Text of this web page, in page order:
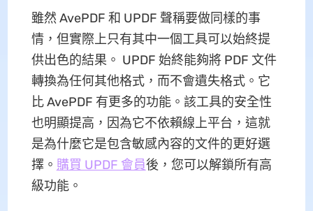
雖然 AvePDF 和 UPDF 聲稱要做同樣的事
情，但實際上只有其中一個工具可以始終提
供出色的結果。 UPDF 始終能夠將 PDF 文件
轉換為任何其他格式，而不會遺失格式。它
比 AvePDF 有更多的功能。該工具的安全性
也明顯提高，因為它不依賴線上平台，這就
是為什麼它是包含敏感內容的文件的更好選
擇。 購買 UPDF 會員後，您可以解鎖所有高
級功能。